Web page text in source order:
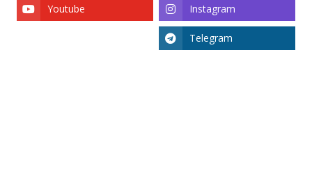
Instagram
Youtube
Telegram